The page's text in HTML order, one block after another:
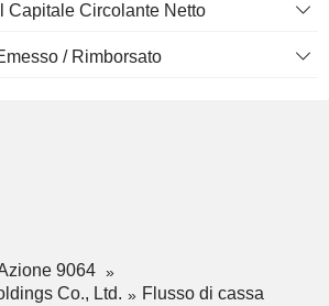
Capitale Circolante Netto
/ Rimborsato
9064
Co., Ltd.
Flusso di cassa